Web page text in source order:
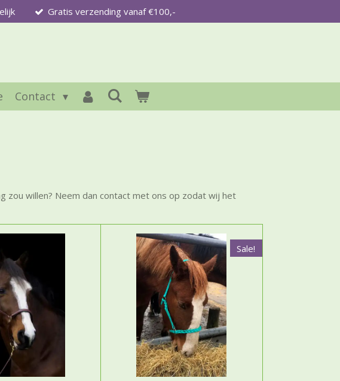
Gratis verzending vanaf €100,-
Contact
zou willen? Neem dan contact met ons op zodat wij het
Sale!